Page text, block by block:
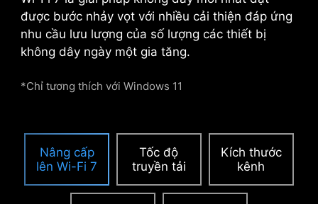
được bước nhảy vọt với nhiều cải thiện đáp ứng
nhu cầu lưu lượng của số lượng các thiết bị
không dây ngày một gia tăng.
*Chỉ tương thích với Windows 11
Nâng cấp
lên Wi-Fi 7
Tốc độ
truyền tải
Kích thước
kênh
Cổng cấp nguồn bổ sung cho khe PCIe độc
quyền cung cấp nguồn điện chuyên dụng cho
nhu cầu công suất cao của GPU được sử dụng
trong điện toán AI và chơi game, đảm bảo hiệu
suất ổn định, hiệu quả và bền vững.
thêm về khả năng tương thích của thùng máy.